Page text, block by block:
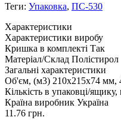
Теги: Упаковка, ПС-530
Характеристики
Характеристики виробу
Кришка в комплекті Так
Матеріал/Склад Полістирол
Загальні характеристики
Об'єм, (м3) 210х215х74 мм,
Кількість в упаковці/
Країна виробник Україна
11.76 грн.